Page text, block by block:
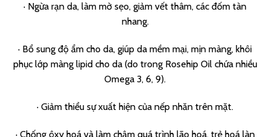
· Ngừa rạn da, làm mờ sẹo, giảm vết thâm, các đốm tàn
nhang.
· Bổ sung độ ẩm cho da, giúp da mềm mại, mịn màng, khôi
phục lớp màng lipid cho da (do trong Rosehip Oil chứa nhiều
Omega 3, 6, 9).
· Giảm thiểu sự xuất hiện của nếp nhăn trên mặt.
· Chống ôxy hoá và làm chậm quá trình lão hoá, trẻ hoá làn